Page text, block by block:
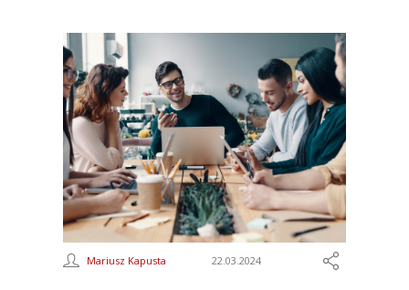
Mariusz Kapusta 22.03.2024